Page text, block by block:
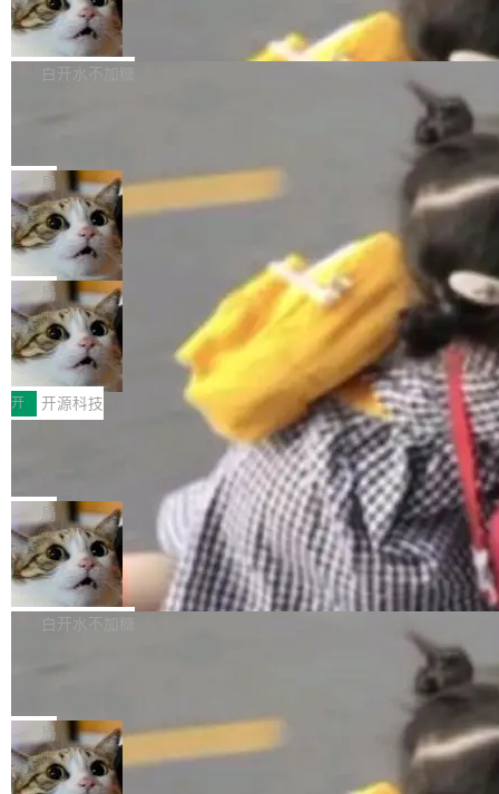
的图像元素不在同一个子树中，则它们将不再关
联 加...
至今）的所有 commit，同样交由 AI 分析提炼。
经过人工复核，准确度令人满意。这一方法也为
社区爱好者提供了高效跟踪新版本的思路。
ebastian Pipping 写在博客里的话。8 月 4 日，
他宣布了一个新消息：从 2026 年 8 月 1 日起，
他可以全职维护 libexpat 了，最长 6 个月。发
库之一。你的操作系统、浏览器、无数的基础设
施软件，很可能都在用它。而过去十年，维护它
的人一直在用业余...
Firefox 153.0.3 发布
Firefox 153.0.3 现已发布，具体更新内容如
下： New Smart Window 包含多项增强功能：
gi?id=2019042">Bug&nbsp;2019042</a>）</l
i> <li>现在，助手可以直接使用 Exa 的网络搜索
结果回答问题，而无需将问题转交给搜索引擎。
（<a href="https://bugzilla.mozilla.org/show_
bug.cgi?id=204...
白开水不加糖
的 npm 包。项目的核心论点是：容器不适合 Ag
ent 计算。真正适合的，是 Isolate。 Cloudflare
工程师在这件事上没什么可谦虚的——他们用 W
orkers 跑了十年 Isolate。用 CEO Matthew Pri
nce 的话说：「我们一生都在用 Isolate 运行代
码，而 AI Agent 不需要容器，它们需要的是 Iso
late。」 容器为什么不合适 容器的问题在于启动
和销毁都太重了。一个 Agent 要执行的任务可能
只需要几毫秒的 CPU 时间，但容器从冷启动到
就绪要花数秒。如果未来有十...
局
OpenAI 公开邮件和聊天记录回应苹果
诉讼，称“Apple is getting this wron
g”
上个月，苹果一纸诉状把 OpenAI 告上法庭，指
控其挖角苹果前员工并窃取商业秘密。苹果的诉
状把 OpenAI 描述成一个系统性地从前东家挖
人、套取机密信息的对手。 OpenAI 没发律师
函，也没选择庭外沉默。它在官网贴了一篇博
文，标题只有六个字：Apple is getting this wro
ng。 然后，它把邮件往来和 iMessage 聊天记
录全贴了出来。 他发错人了 苹果外部律师 Gabr
iel Gross 来自 Weil 律所，2 月 23 日下午 5:53
给 OpenAI 总法律顾问 Che Chang 发了封邮
件，附了一封长信，要求 OpenAI 配合调查前苹
果员工带走机密信...
局
HUAWEI MatePad Edge上架WorkBu
ddy鸿蒙PC版，说话就能干活的AI办公
搭子
全能AI工作台WorkBuddy鸿蒙PC版上架HUAWE
I MatePad Edge应用市场，直接下载即可使
用，与鸿蒙电脑上的体验一致。值得一提的是，
这是目前市面上唯一支持平板接入WorkBuddy P
C版的产品，搭载“人机双写”重磅功能——你写
你的，AI写AI的，同屏协作互不干扰。一句话让
AI帮你干活，现在开启全新体验！ 温馨提示：
体验WorkBuddy鸿蒙PC版前，请将 HUAWEI M
atePad Edge 升级至 HarmonyOS 6.1.0.135S
P9 patch03及以上版本。 *升级路径：设置 > 搜
开 开源科技
FFmpeg 9.0 发布：代号“Lei”，以此纪
全球知名开源多媒体框架 FFmpeg 今天正式发
布了 9.0 版本。这个版本除了带来新一代音视频
处理能力和硬件加速支持之外，还有一个特殊之
处：FFmpeg 9.0 的代号是“Lei”。 这个名字，
来自中国开发者雷霄骅（Lei Xiaohua）。 对于
很多中国音视频开发者而言，这个名字并不陌
“启蒙老师”。 而今年，恰好是雷霄骅离世十周
年。FFmpeg 社区最终选择用一个大版本的名
字，留下了这份纪念。 雷霄骅曾是中国传媒大学
局
亚马逊成本失控：AI 写代码烧掉 1215
万元，超预算 860%
外媒近日曝光了亚马逊的多份内部报告显示，AI
导致公司在多个项目上超支。《金融时报》报道
编写程序，目标是完成电商平台作者信息与商品
列表的数据匹配 —— 一项常规的数据处理任
务，最终却产生了 180 万美元的账单，实际支出
白开水不加糖
e CEO Clément Delangue 在 CNBC 的采访里
没有拐弯抹角。他说中国正在赢得 AI 竞赛，而
且按目前的速度，中国 AI 工具预计在今年底或
局
当 AI agent 把源码变成了最好的扩展系